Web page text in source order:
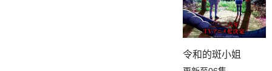
令和的斑小姐